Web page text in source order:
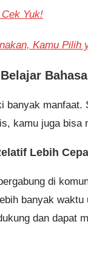
Yuk!
Kamu Pilih
banyak
kamu juga
Lebih
di
banyak
dan dapat